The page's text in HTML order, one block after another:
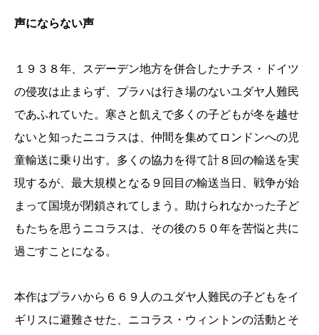
声にならない声
１９３８年、スデーデン地方を併合したナチス・ドイツ
の侵攻は止まらず、プラハは行き場のないユダヤ人難民
であふれていた。寒さと飢えで多くの子どもが冬を越せ
ないと知ったニコラスは、仲間を集めてロンドンへの児
童輸送に乗り出す。多くの協力を得て計８回の輸送を実
現するが、最大規模となる９回目の輸送当日、戦争が始
まって国境が閉鎖されてしまう。助けられなかった子ど
もたちを思うニコラスは、その後の５０年を苦悩と共に
過ごすことになる。
本作はプラハから６６９人のユダヤ人難民の子どもをイ
ギリスに避難させた、ニコラス・ウィントンの活動とそ